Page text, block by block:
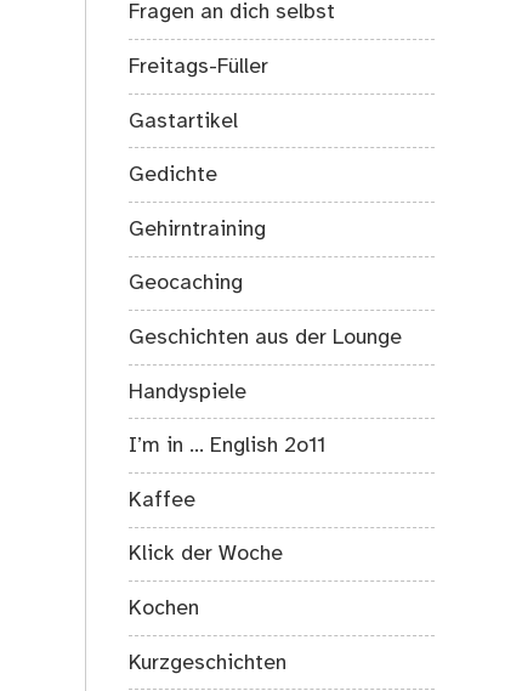
Fragen an dich selbst
Freitags-Füller
Gastartikel
Gedichte
Gehirntraining
Geocaching
Geschichten aus der Lounge
Handyspiele
I’m in … English 2o11
Kaffee
Klick der Woche
Kochen
Kurzgeschichten